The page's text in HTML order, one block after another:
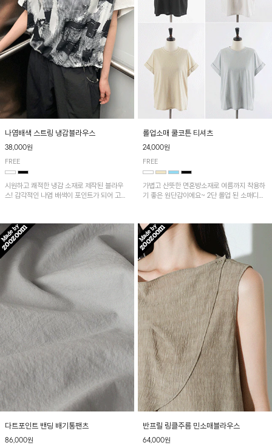
나염배색 스트링 냉감블라우스
38,000원
FREE
시원하고 쾌적한 냉감 소재로 제작된 블라우
스! 감각적인 나염 배색이 포인트가 되어 고급
착용 가능합니다~
롤업소매 쿨코튼 티셔츠
24,000원
FREE
가볍고 산뜻한 면혼방소재로 여름까지 착용하
기 좋은 원단감이에요~ 2단 롤업 된 소매디테
다트포인트 밴딩 배기통팬츠
86,000원
반프릴 링클주름 민소매블라우스
64,000원